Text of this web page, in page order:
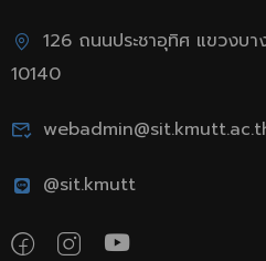
126 ถนนประชาอุทิศ แขวงบ
10140
@sit.kmutt